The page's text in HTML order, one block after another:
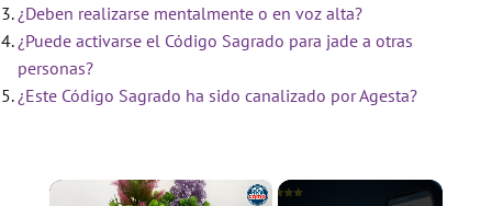
¿Deben realizarse mentalmente o en voz alta?
¿Puede activarse el Código Sagrado para jade a otras
personas?
¿Este Código Sagrado ha sido canalizado por Agesta?
×